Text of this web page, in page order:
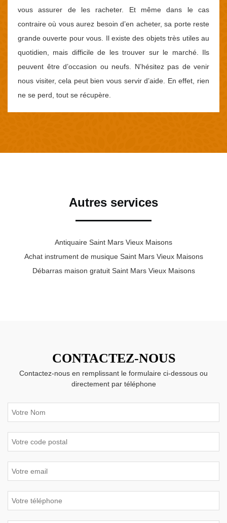
vous assurer de les racheter. Et même dans le cas
contraire où vous aurez besoin d’en acheter, sa porte reste
grande ouverte pour vous. Il existe des objets très utiles au
quotidien, mais difficile de les trouver sur le marché. Ils
peuvent être d’occasion ou neufs. N’hésitez pas de venir
nous visiter, cela peut bien vous servir d’aide. En effet, rien
ne se perd, tout se récupère.
Autres services
Antiquaire Saint Mars Vieux Maisons
Achat instrument de musique Saint Mars Vieux Maisons
Débarras maison gratuit Saint Mars Vieux Maisons
CONTACTEZ-NOUS
Contactez-nous en remplissant le formulaire ci-dessous ou
directement par téléphone